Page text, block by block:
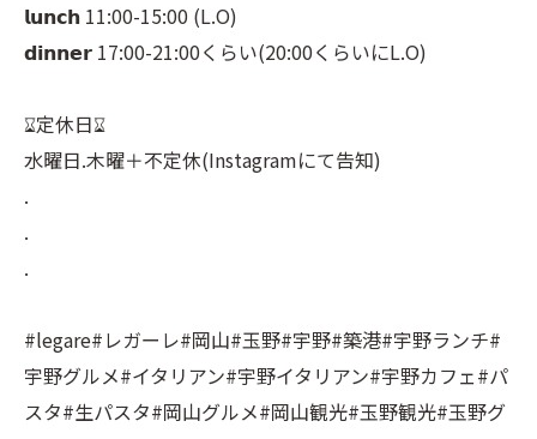
𝗹𝘂𝗻𝗰𝗵 11:00-15:00 (L.O)⠀
𝗱𝗶𝗻𝗻𝗲𝗿 17:00-21:00くらい(20:00くらいにL.O)⠀
⌛︎定休日⌛︎⠀
水曜日.木曜＋不定休(Instagramにて告知)⠀
.⠀
.⠀
.⠀
#legare#レガーレ#岡山#玉野#宇野#築港#宇野ランチ#
宇野グルメ#イタリアン#宇野イタリアン#宇野カフェ#パ
スタ#生パスタ#岡山グルメ#岡山観光#玉野観光#玉野グ